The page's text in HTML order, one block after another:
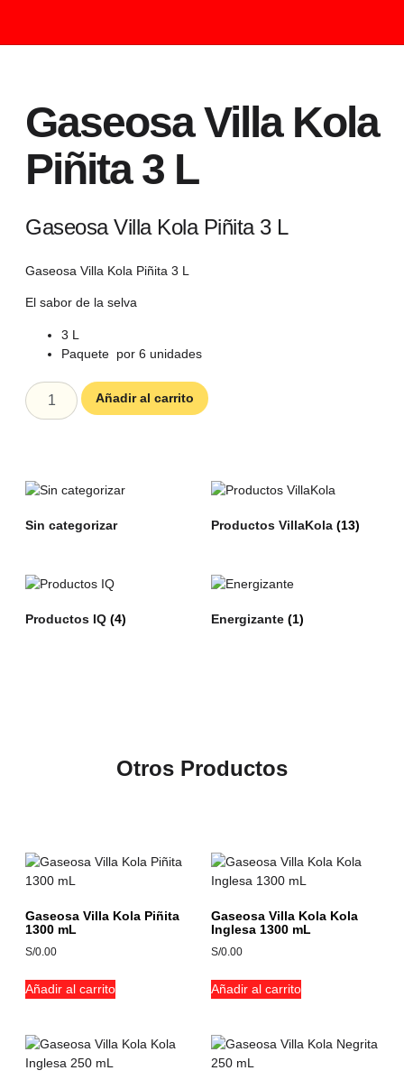
Gaseosa Villa Kola
Piñita 3 L
Gaseosa Villa Kola Piñita 3 L
Gaseosa Villa Kola Piñita 3 L
El sabor de la selva
3 L
Paquete por 6 unidades
Añadir al carrito
Sin categorizar Productos VillaKola (13)
Productos IQ (4) Energizante (1)
Otros Productos
Gaseosa Villa Kola Piñita
1300 mL
S/0.00
Añadir al carrito
Gaseosa Villa Kola Kola
Inglesa 1300 mL
S/0.00
Añadir al carrito